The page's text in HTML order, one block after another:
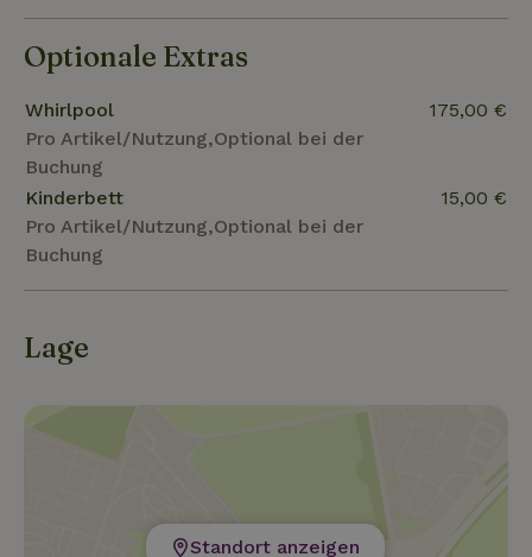
Optionale Extras
Whirlpool
Pro Artikel/Nutzung,Optional bei der
Buchung
175,00 €
Kinderbett
Pro Artikel/Nutzung,Optional bei der
Buchung
15,00 €
Lage
Standort anzeigen